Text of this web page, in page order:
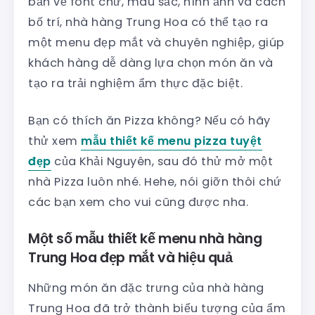
bố trí, nhà hàng Trung Hoa có thể tạo ra
một menu đẹp mắt và chuyên nghiệp, giúp
khách hàng dễ dàng lựa chọn món ăn và
tạo ra trải nghiệm ẩm thực đặc biệt.
Bạn có thích ăn Pizza không? Nếu có hãy
thử xem mẫu thiết kế menu pizza tuyệt
đẹp của Khải Nguyên, sau đó thử mở một
nhà Pizza luôn nhé. Hehe, nói giỡn thôi chứ
các bạn xem cho vui cũng được nha.
Một số mẫu thiết kế menu nhà hàng
Trung Hoa đẹp mắt và hiệu quả
Những món ăn đặc trưng của nhà hàng
Trung Hoa đã trở thành biểu tượng của ẩm